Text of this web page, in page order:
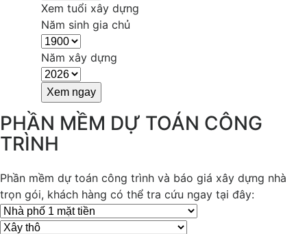
Xem tuổi xây dựng
Năm sinh gia chủ
Năm xây dựng
PHẦN MỀM DỰ TOÁN CÔNG
TRÌNH
Phần mềm dự toán công trình và báo giá xây dựng nhà
trọn gói, khách hàng có thể tra cứu ngay tại đây: